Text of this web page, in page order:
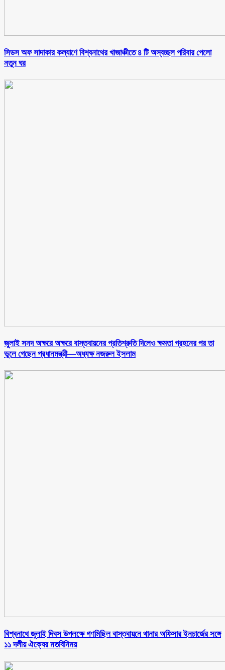
সিডস অফ সাদাকার কল্যাণে বিশ্বনাথের খাজাঞ্চীতে ৪ টি অস্বচ্ছল পরিবার পেলো
নতুন ঘর
জুলাই সনদ অক্ষরে অক্ষরে বাস্তবায়নের প্রতিশ্রুতি দিলেও ক্ষমতা গ্রহনের পর তা
ভুলে গেছেন প্রধানমন্ত্রী—অধ্যক্ষ নজরুল ইসলাম
বিশ্বনাথে জুলাই দিবস উপলক্ষে গণমিছিল বাস্তবায়নে থানার অফিসার ইনচার্জের সঙ্গে
১১ দলীয় ঐক্যের মতবিনিময়